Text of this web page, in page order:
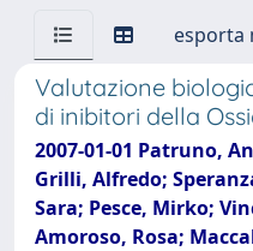
esporta
Valutazione
di inibitori della
2007-01-01 Patruno,
Grilli, Alfredo;
Sara; Pesce, Mirko;
Amoroso, Rosa;